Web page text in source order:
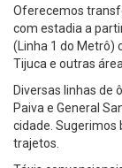
Oferecemos
com estadia a
(Linha 1 do Metrô)
Tijuca e outras
Diversas linhas de
Paiva e General
cidade. Sugerimos
trajetos.